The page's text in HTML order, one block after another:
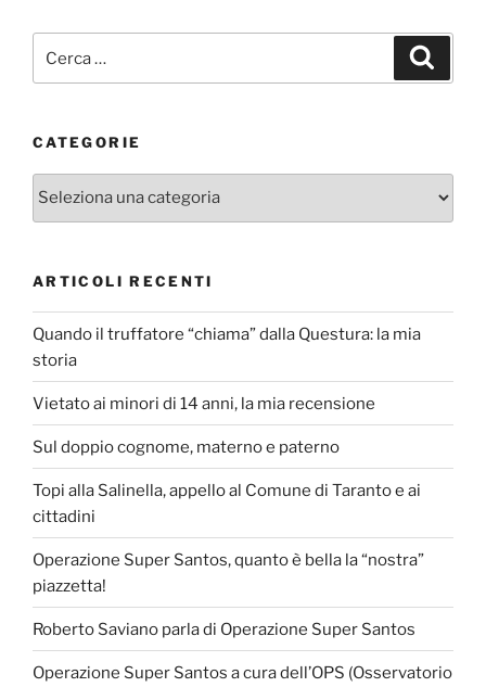
CATEGORIE
Categorie
ARTICOLI RECENTI
Quando il truffatore “chiama” dalla Questura: la mia
storia
Vietato ai minori di 14 anni, la mia recensione
Sul doppio cognome, materno e paterno
Topi alla Salinella, appello al Comune di Taranto e ai
cittadini
Operazione Super Santos, quanto è bella la “nostra”
piazzetta!
Roberto Saviano parla di Operazione Super Santos
Operazione Super Santos a cura dell’OPS (Osservatorio